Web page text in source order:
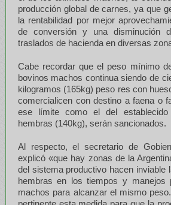
producción global de carnes, ya que
la rentabilidad por mejor
de conversión y una disminución
traslados de hacienda en diversas
Cabe recordar que el peso mínimo
bovinos machos continua siendo de
kilogramos (165kg) peso res con
comercialicen con destino a faena o
ese límite como el del
hembras (140kg), serán sancionados.
Al respecto, el secretario de
explicó «que hay zonas de la
del sistema productivo hacen inviable
hembras en los tiempos y manejos
machos para alcanzar el mismo